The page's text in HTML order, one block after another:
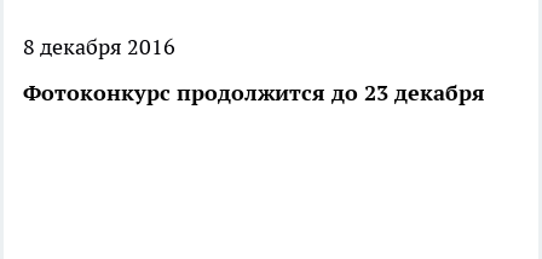
8 декабря 2016
Фотоконкурс продолжится до 23 декабря